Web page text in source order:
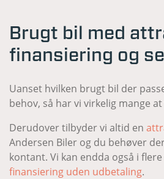
Brugt bil med
finansiering og
Uanset hvilken brugt bil der
behov, så har vi virkelig mange
Derudover tilbyder vi altid en
Andersen Biler og du behøver
kontant. Vi kan endda også i
finansiering uden udbetaling.